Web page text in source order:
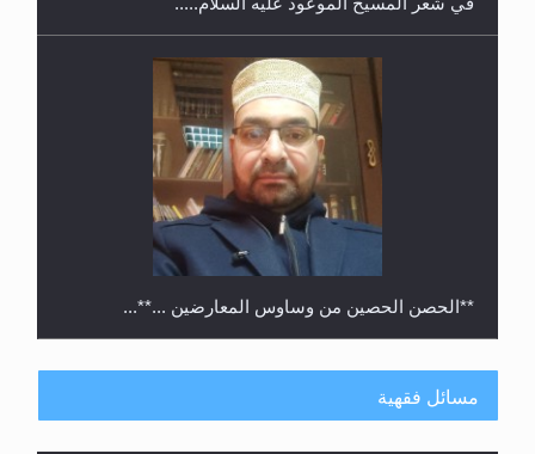
**الحصن الحصين من وساوس المعارضين ...**...
مسائل فقهية